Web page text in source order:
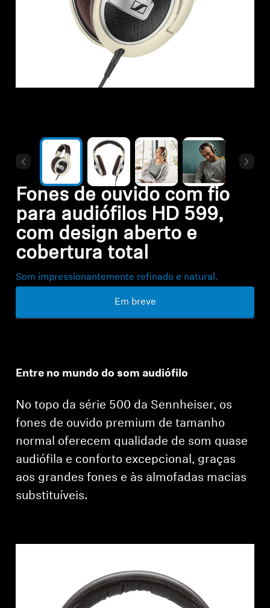
Todas as ofertas
Tecnologia
Espaço Sonoro
Suporte
Profissional
Fones de ouvido com fio
para audiófilos HD 599,
com design aberto e
cobertura total
Som impressionantemente refinado e natural.
Em breve
Entre no mundo do som audiófilo
No topo da série 500 da Sennheiser, os
fones de ouvido premium de tamanho
normal oferecem qualidade de som quase
audiófila e conforto excepcional, graças
aos grandes fones e às almofadas macias
substituíveis.